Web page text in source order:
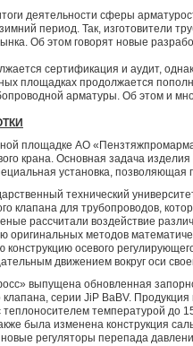
деятельности сферы
период. Так, изготовители
Об этом говорят новые
сертификация и аудит,
площадках продолжается
арматуры. Об этом и
площадке АО
крана. Основная задача
установка, позволяющая
технический
клапана для трубопроводов,
рассчитали воздействие
оригинальных методов
конструкцию осевого
движением вокруг оси
выпущена обновленная
серии JiP BaBV.
температурой до
была изменена конструкция
регуляторы перепада